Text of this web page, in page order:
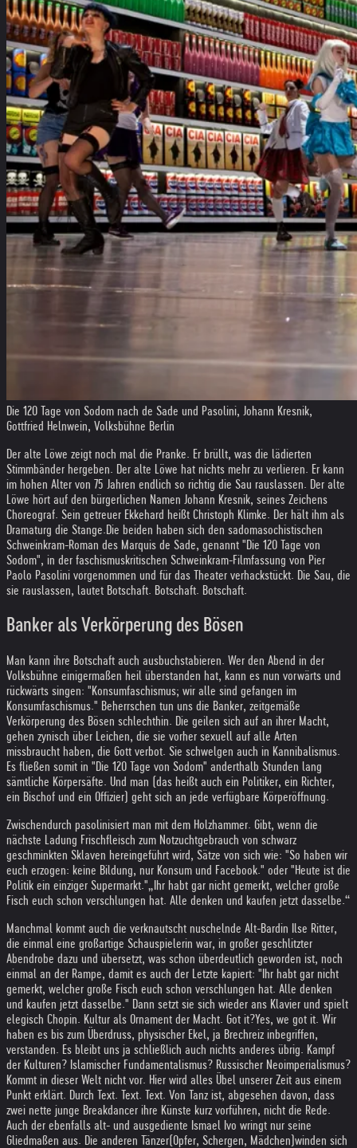
Die 120 Tage von Sodom nach de Sade und Pasolini, Johann Kresnik,
Gottfried Helnwein, Volksbühne Berlin
Der alte Löwe zeigt noch mal die Pranke. Er brüllt, was die lädierten
Stimmbänder hergeben. Der alte Löwe hat nichts mehr zu verlieren. Er kann
im hohen Alter von 75 Jahren endlich so richtig die Sau rauslassen. Der alte
Löwe hört auf den bürgerlichen Namen Johann Kresnik, seines Zeichens
Choreograf. Sein getreuer Ekkehard heißt Christoph Klimke. Der hält ihm als
Dramaturg die Stange. Die beiden haben sich den sadomasochistischen
Schweinkram-Roman des Marquis de Sade, genannt "Die 120 Tage von
Sodom", in der faschismuskritischen Schweinkram-Filmfassung von Pier
Paolo Pasolini vorgenommen und für das Theater verhackstückt. Die Sau, die
sie rauslassen, lautet Botschaft. Botschaft. Botschaft.
Banker als Verkörperung des Bösen
Man kann ihre Botschaft auch ausbuchstabieren. Wer den Abend in der
Volksbühne einigermaßen heil überstanden hat, kann es nun vorwärts und
rückwärts singen: "Konsumfaschismus; wir alle sind gefangen im
Konsumfaschismus." Beherrschen tun uns die Banker, zeitgemäße
Verkörperung des Bösen schlechthin. Die geilen sich auf an ihrer Macht,
gehen zynisch über Leichen, die sie vorher sexuell auf alle Arten
missbraucht haben, die Gott verbot. Sie schwelgen auch in Kannibalismus.
Es fließen somit in "Die 120 Tage von Sodom" anderthalb Stunden lang
sämtliche Körpersäfte. Und man (das heißt auch ein Politiker, ein Richter,
ein Bischof und ein Offizier) geht sich an jede verfügbare Körperöffnung.
Zwischendurch pasolinisiert man mit dem Holzhammer. Gibt, wenn die
nächste Ladung Frischfleisch zum Notzuchtgebrauch von schwarz
geschminkten Sklaven hereingeführt wird, Sätze von sich wie: "So haben wir
euch erzogen: keine Bildung, nur Konsum und Facebook." oder "Heute ist die
Politik ein einziger Supermarkt."„Ihr habt gar nicht gemerkt, welcher große
Fisch euch schon verschlungen hat. Alle denken und kaufen jetzt dasselbe.“
Manchmal kommt auch die verknautscht nuschelnde Alt-Bardin Ilse Ritter,
die einmal eine großartige Schauspielerin war, in großer geschlitzter
Abendrobe dazu und übersetzt, was schon überdeutlich geworden ist, noch
einmal an der Rampe, damit es auch der Letzte kapiert: "Ihr habt gar nicht
gemerkt, welcher große Fisch euch schon verschlungen hat. Alle denken
und kaufen jetzt dasselbe." Dann setzt sie sich wieder ans Klavier und spielt
elegisch Chopin. Kultur als Ornament der Macht. Got it?Yes, we got it. Wir
haben es bis zum Überdruss, physischer Ekel, ja Brechreiz inbegriffen,
verstanden. Es bleibt uns ja schließlich auch nichts anderes übrig. Kampf
der Kulturen? Islamischer Fundamentalismus? Russischer Neoimperialismus?
Kommt in dieser Welt nicht vor. Hier wird alles Übel unserer Zeit aus einem
Punkt erklärt. Durch Text. Text. Text. Von Tanz ist, abgesehen davon, dass
zwei nette junge Breakdancer ihre Künste kurz vorführen, nicht die Rede.
Auch der ebenfalls alt- und ausgediente Ismael Ivo wringt nur seine
Gliedmaßen aus. Die anderen Tänzer(Opfer, Schergen, Mädchen)winden sich